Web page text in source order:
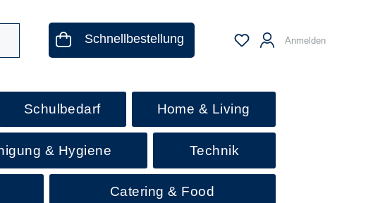
Schnellbestellung Anmelden
Schulbedarf Home & Living
& Hygiene Technik
Catering & Food